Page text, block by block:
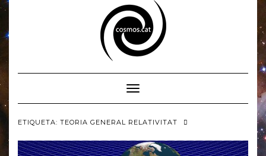
Skip
Toggle Navigation
ETIQUETA: TEORIA GENERAL RELATIVITAT